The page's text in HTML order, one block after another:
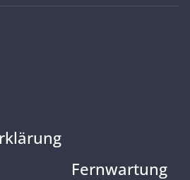
Fernwartung